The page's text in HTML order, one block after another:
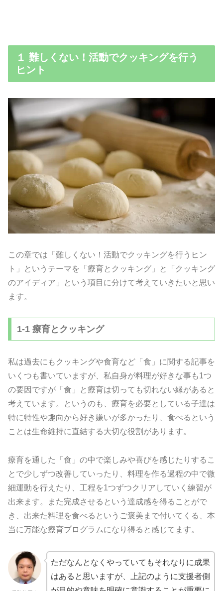
１ 難しくない！活動でクッキングを行う
ヒント
この章では「難しくない！活動でクッキングを行うヒン
ト」というテーマを「療育とクッキング」と「クッキング
のアイディア」という項目に分けて考えていきたいと思い
ます。
1-1 療育とクッキング
私は過去にもクッキングや食育など「食」に関する記事を
いくつも書いていますが、私自身が料理が好きな事も1つ
の要因ですが「食」と療育は切っても切れない縁があると
考えています。というのも、療育を必要としている子達は
特に特性や趣向から好き嫌いが多かったり、食べるという
ことは生命維持に直結する大切な役割があります。
療育を通した「食」の中で楽しみや喜びを感じたりするこ
とで少しずつ改善していったり、料理を作る過程の中で微
細運動を行えたり、工程を1つずつクリアしていく練習が
出来ます。また完成させるという達成感を得ることがで
き、出来た料理を食べるというご褒美まで付いてくる、本
当に万能な療育プログラムになり得ると感じてます。
ただなんとなくやっていてもそれなりに成果
はあると思いますが、上記のように支援者側